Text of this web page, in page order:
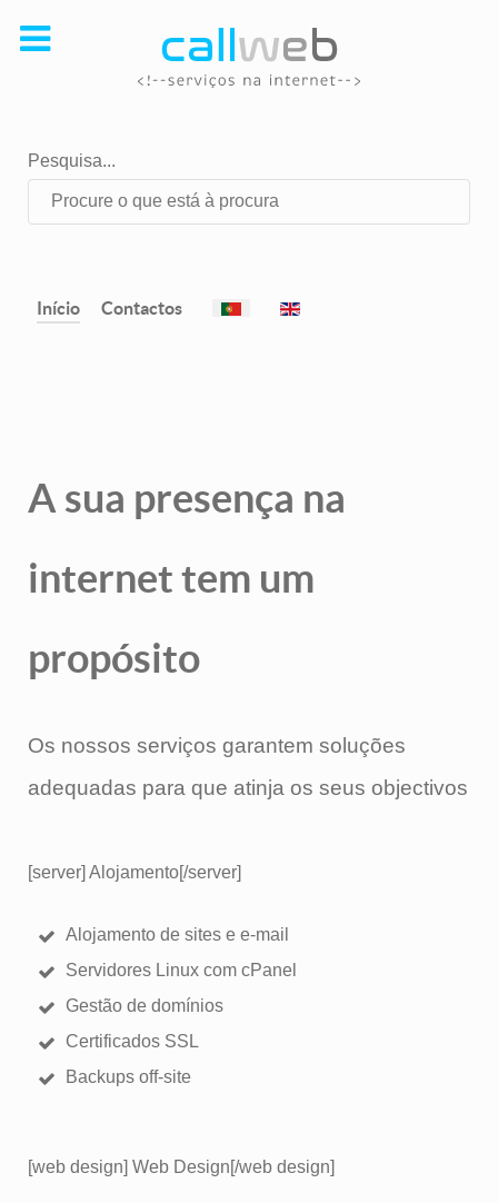
Pesquisa...
Início Contactos Escolha o seu idioma
A sua presença na
internet tem um
propósito
Os nossos serviços garantem soluções
adequadas para que atinja os seus objectivos
[server] Alojamento[/server]
Alojamento de sites e e-mail
Servidores Linux com cPanel
Gestão de domínios
Certificados SSL
Backups off-site
[web design] Web Design[/web design]